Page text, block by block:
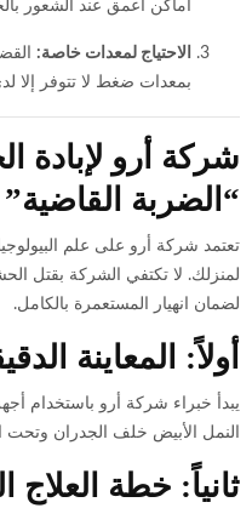
أماكن أعمق عند الشعور
الاحتياج لمعدات خاصة:
بمعدات ضغط لا تتوفر إلا
شركة أرو لإبادة
“الضربة القاضية”
تعتمد شركة أرو على علم البيولوجيا
لمنزلك. لا تكتفي الشركة بقتل
لضمان انهيار المستعمرة بالكامل.
أولاً: المعاينة
يبدأ خبراء شركة أرو باستخدام
النمل الأبيض خلف الجدران وتحت
ثانياً: خطة العلاج